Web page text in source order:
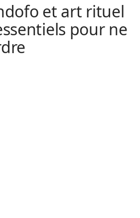
et art rituel
pour ne